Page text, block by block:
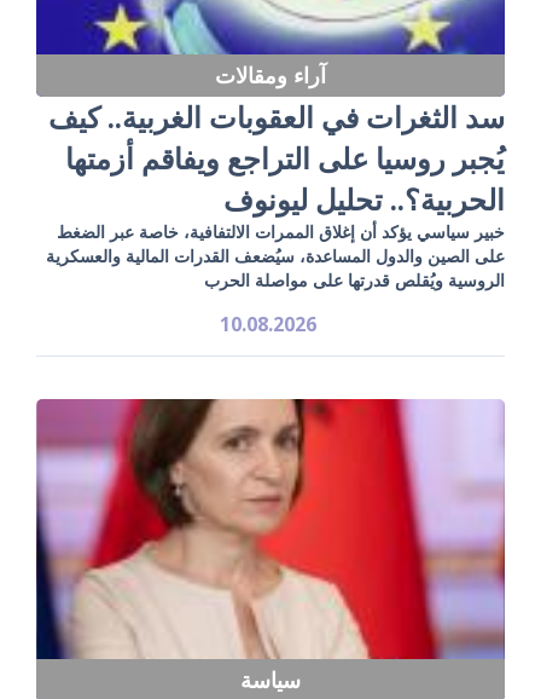
آراء ومقالات
سد الثغرات في العقوبات الغربية.. كيف
يُجبر روسيا على التراجع ويفاقم أزمتها
الحربية؟.. تحليل ليونوف
خبير سياسي يؤكد أن إغلاق الممرات الالتفافية، خاصة عبر الضغط
على الصين والدول المساعدة، سيُضعف القدرات المالية والعسكرية
الروسية ويُقلص قدرتها على مواصلة الحرب
10.08.2026
سياسة